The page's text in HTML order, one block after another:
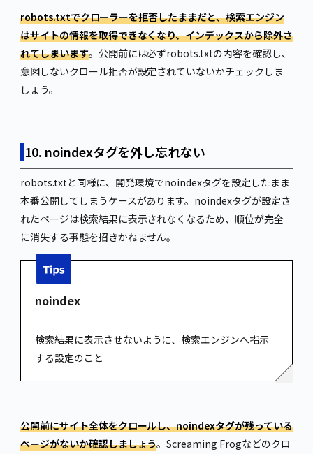
robots.txtでクローラーを拒否したままだと、検索エンジン
はサイトの情報を取得できなくなり、インデックスから除外さ
れてしまいます。公開前には必ずrobots.txtの内容を確認し、
意図しないクロール拒否が設定されていないかチェックしま
しょう。
10. noindexタグを外し忘れない
robots.txtと同様に、開発環境でnoindexタグを設定したまま
本番公開してしまうケースがあります。noindexタグが設定さ
れたページは検索結果に表示されなくなるため、順位が完全
に消失する事態を招きかねません。
noindex
検索結果に表示させないように、検索エンジンへ指示
する設定のこと
公開前にサイト全体をクロールし、noindexタグが残っている
ページがないか確認しましょう。Screaming Frogなどのクロ